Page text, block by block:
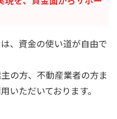
、資金の使い道が自由で
の方、不動産業者の方ま
いただいております。